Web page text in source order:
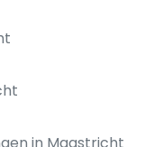
in Maastricht